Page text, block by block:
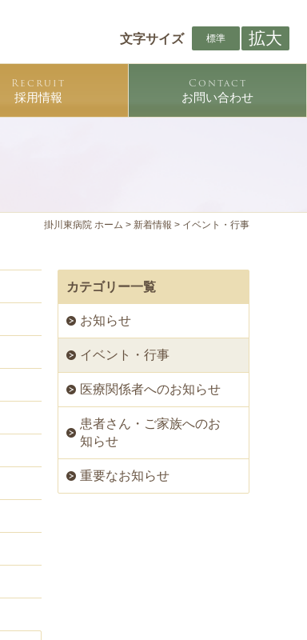
文字サイズ 標準 拡大
Recruit
採用情報
Contact
お問い合わせ
掛川東病院 ホーム > 新着情報 > イベント・行事
カテゴリー一覧
お知らせ
イベント・行事
医療関係者へのお知らせ
患者さん・ご家族へのお
知らせ
重要なお知らせ